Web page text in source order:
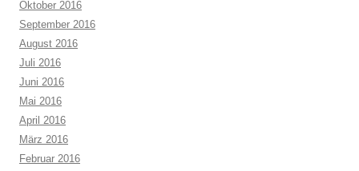
Oktober 2016
September 2016
August 2016
Juli 2016
Juni 2016
Mai 2016
April 2016
März 2016
Februar 2016